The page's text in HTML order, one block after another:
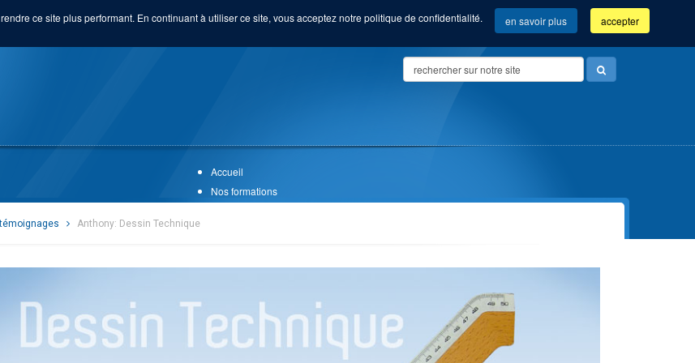
ce site plus performant. En continuant à utiliser ce site, vous acceptez notre politique de confidentialité. en savoir plus accepter
Search
...
Accueil
Nos formations
Community manager (Com'Com'bre)
Employé(e) administratif(ve)
Anthony: Dessin Technique